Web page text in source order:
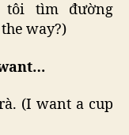
tôi tìm đường
way?)
(I want a cup